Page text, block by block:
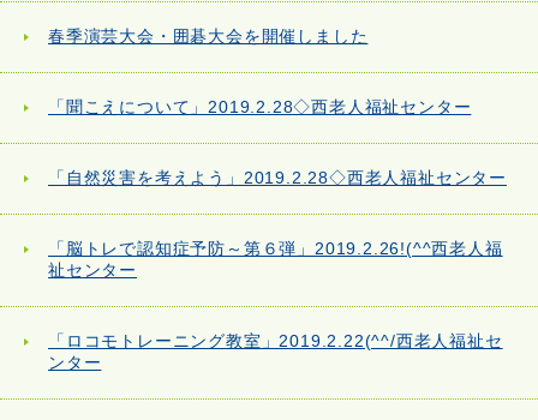
春季演芸大会・囲碁大会を開催しました
「聞こえについて」2019.2.28◇西老人福祉センター
「自然災害を考えよう」2019.2.28◇西老人福祉センター
「脳トレで認知症予防～第６弾」2019.2.26!(^^西老人福
祉センター
「ロコモトレーニング教室」2019.2.22(^^/西老人福祉セ
ンター